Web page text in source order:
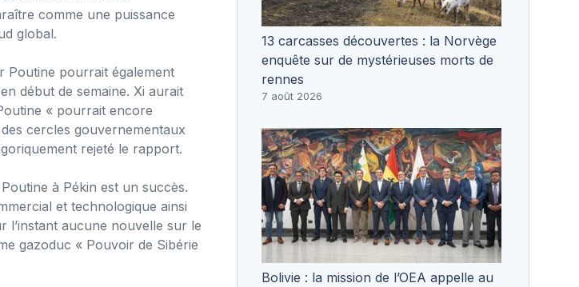
comme une puissance
global.
Poutine pourrait également
début de semaine. Xi aurait
« pourrait encore
cercles gouvernementaux
rejeté le rapport.
à Pékin est un succès.
et technologique ainsi
l’instant aucune nouvelle sur le
gazoduc « Pouvoir de Sibérie
13 carcasses découvertes : la Norvège
enquête sur de mystérieuses morts de
rennes
7 août 2026
Bolivie : la mission de l’OEA appelle au